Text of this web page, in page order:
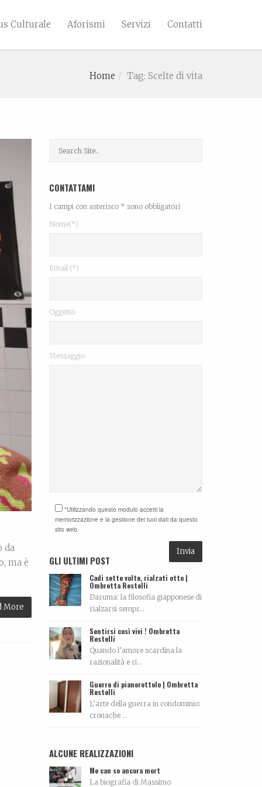
Culturale Aforismi Servizi Contatti
Home Tag: Scelte di vita
da
ma è
More
CONTATTAMI
I campi con asterisco * sono obbligatori
Nome(*)
Email (*)
Oggetto
Messaggio
*Utilizzando questo modulo accetti la
memorizzazione e la gestione dei tuoi dati da questo
sito web.
GLI ULTIMI POST
Cadi sette volte, rialzati otto |
Ombretta Restelli
Daruma: la filosofia giapponese di
rialzarsi sempr...
Sentirsi così vivi ! Ombretta
Restelli
Quando l’amore scardina la
razionalità e ri...
Guerre di pianerottolo | Ombretta
Restelli
L’arte della guerra in condominio:
cronache ...
ALCUNE REALIZZAZIONI
Me can so ancora mort
La biografia di Massimo